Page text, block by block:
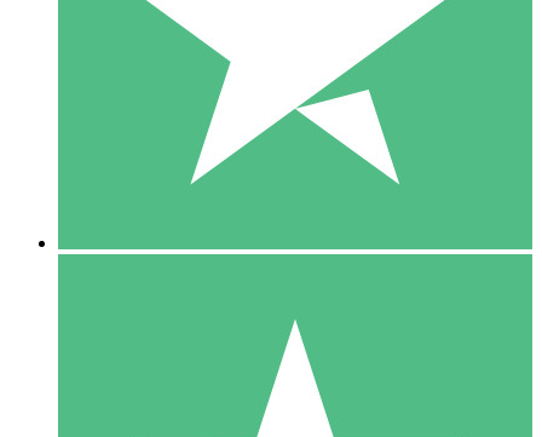
1 Téléchargement
10 00
10 Téléchargements
20 00